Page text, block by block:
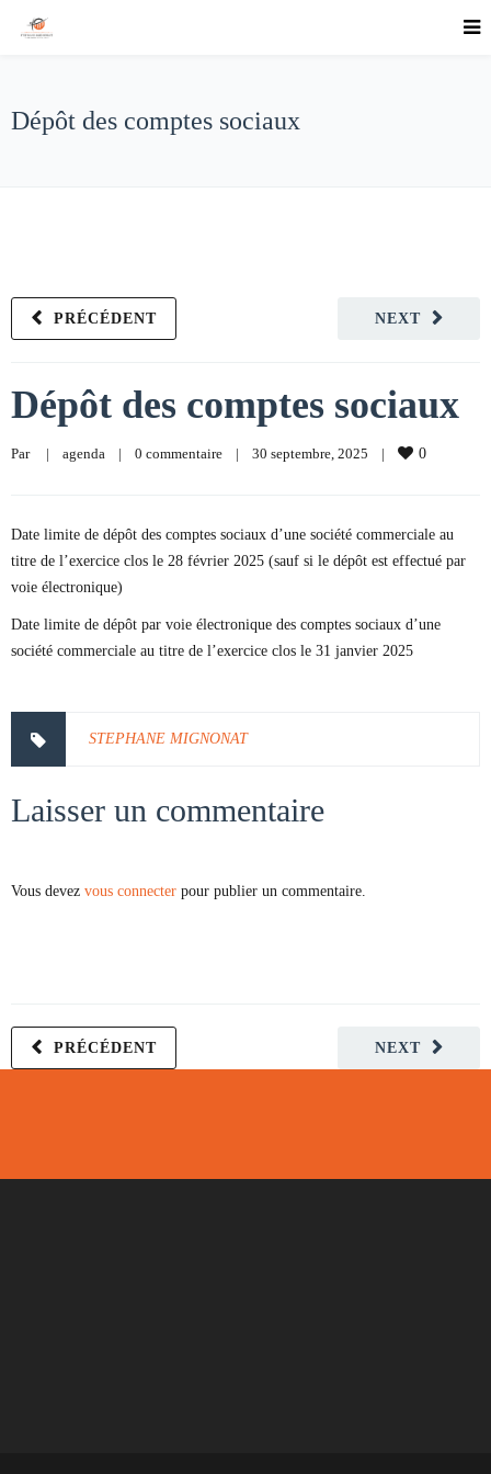
Dépôt des comptes sociaux
NEXT
PRÉCÉDENT
Dépôt des comptes sociaux
Par | agenda | 0 commentaire | 30 septembre, 2025 | 0
Date limite de dépôt des comptes sociaux d’une société commerciale au
titre de l’exercice clos le 28 février 2025 (sauf si le dépôt est effectué par
voie électronique)
Date limite de dépôt par voie électronique des comptes sociaux d’une
société commerciale au titre de l’exercice clos le 31 janvier 2025
STEPHANE MIGNONAT
Laisser un commentaire
Vous devez vous connecter pour publier un commentaire.
NEXT
PRÉCÉDENT